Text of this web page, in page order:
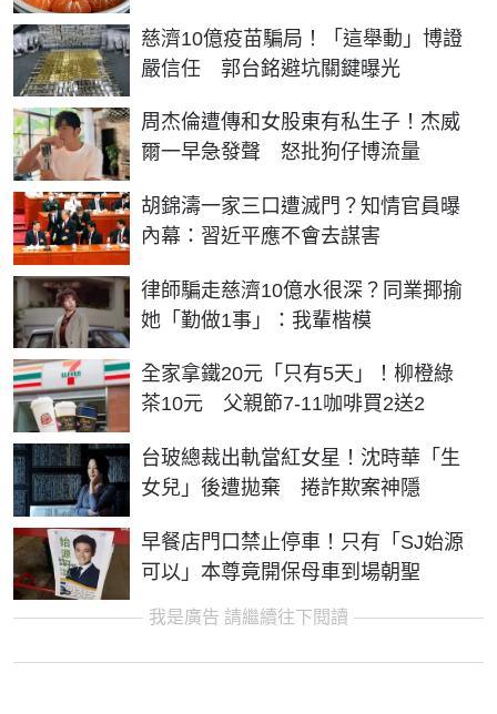
慈濟10億疫苗騙局！「這舉動」博證
嚴信任 郭台銘避坑關鍵曝光
周杰倫遭傳和女股東有私生子！杰威
爾一早急發聲 怒批狗仔博流量
胡錦濤一家三口遭滅門？知情官員曝
內幕：習近平應不會去謀害
律師騙走慈濟10億水很深？同業揶揄
她「勤做1事」：我輩楷模
全家拿鐵20元「只有5天」！柳橙綠
茶10元 父親節7-11咖啡買2送2
台玻總裁出軌當紅女星！沈時華「生
女兒」後遭拋棄 捲詐欺案神隱
早餐店門口禁止停車！只有「SJ始源
可以」本尊竟開保母車到場朝聖
我是廣告 請繼續往下閱讀